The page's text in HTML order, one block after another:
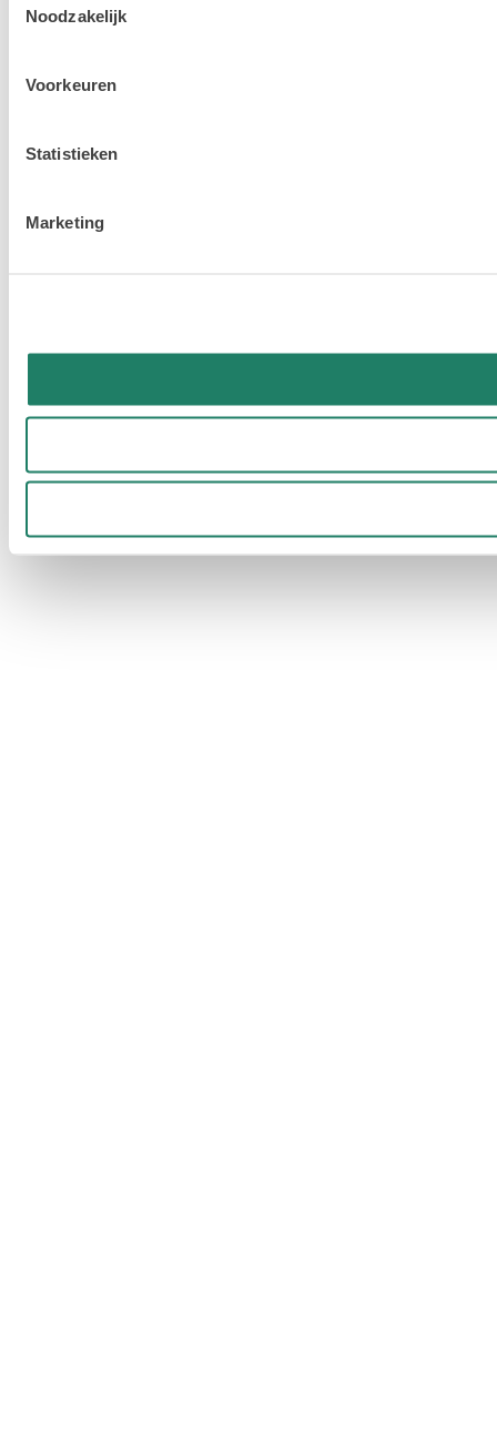
Noodzakelijk
Voorkeuren
Statistieken
Marketing